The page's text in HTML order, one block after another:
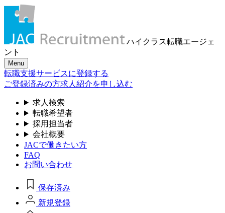
ハイクラス転職エージェ
ント
Menu
転職支援サービスに登録する
ご登録済みの方求人紹介を申し込む
求人検索
転職希望者
採用担当者
会社概要
JACで働きたい方
FAQ
お問い合わせ
保存済み
新規登録